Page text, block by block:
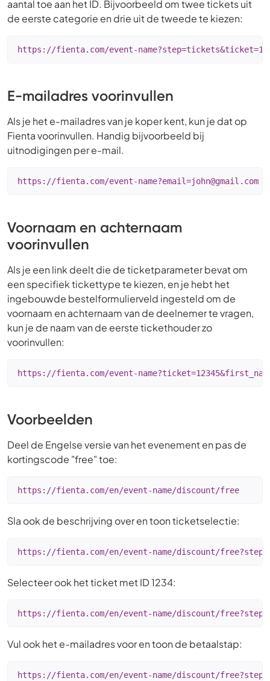
aantal toe aan het ID. Bijvoorbeeld om twee tickets uit
de eerste categorie en drie uit de tweede te kiezen:
https://fienta.com/event-
E-mailadres voorinvullen
Als je het e-mailadres van je koper kent, kun je dat op
Fienta voorinvullen. Handig bijvoorbeeld bij
uitnodigingen per e-mail.
https://fienta.com/event-name?email=john@gmail.com
Voornaam en achternaam
voorinvullen
Als je een link deelt die de ticketparameter bevat om
een specifiek tickettype te kiezen, en je hebt het
ingebouwde bestelformulierveld ingesteld om de
voornaam en achternaam van de deelnemer te vragen,
kun je de naam van de eerste tickethouder zo
voorinvullen:
https://fienta.com/event-
Voorbeelden
Deel de Engelse versie van het evenement en pas de
kortingscode "free" toe:
https://fienta.com/en/event-name/discount/free
Sla ook de beschrijving over en toon ticketselectie:
https://fienta.com/en/event-name/discount/
Selecteer ook het ticket met ID 1234:
https://fienta.com/en/event-name/discount/
Vul ook het e-mailadres voor en toon de betaalstap:
https://fienta.com/en/event-name/discount/